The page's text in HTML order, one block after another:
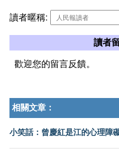
讀者暱稱:
讀者
歡迎您的留言反饋。
相關文章：
小笑話：曾慶紅是江的心理障